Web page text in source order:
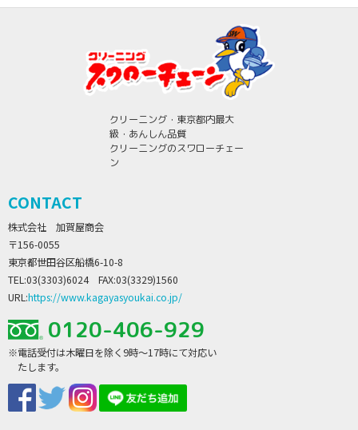
クリーニング・東京都内最大
級・あんしん品質
クリーニングのスワローチェー
ン
CONTACT
株式会社 加賀屋商会
〒156-0055
東京都世田谷区船橋6-10-8
TEL:03(3303)6024 FAX:03(3329)1560
URL:https://www.kagayasyoukai.co.jp/
0120-406-929
※電話受付は木曜日を除く9時～17時にて対応い
たします。